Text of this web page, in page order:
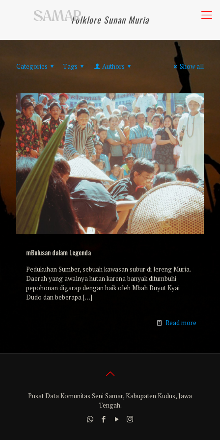
Folklore Sunan Muria
Categories Tags Authors Show all
mBulusan dalam Legenda
Pedukuhan Sumber, sebuah kawasan subur di lereng Muria.
Daerah yang awalnya hutan karena banyak ditumbuhi
pepohonan digarap dengan baik oleh Mbah Buyut Kyai
Dudo dan beberapa[…]
Read more
Pusat Data Komunitas Seni Samar, Kabupaten Kudus, Jawa
Tengah.